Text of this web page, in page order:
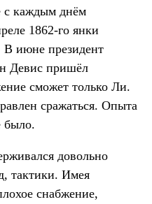
с каждым днём
1862-го янки
В июне президент
Девис пришёл
сможет только Ли.
сражаться. Опыта
было.
довольно
тактики. Имея
снабжение,